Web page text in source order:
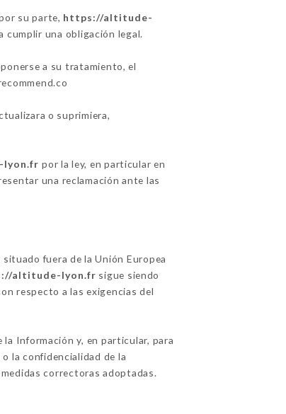
su parte, https://altitude-
cumplir una obligación legal.
a su tratamiento, el
o suprimiera,
por la ley, en particular en
una reclamación ante las
fuera de la Unión Europea
altitude-lyon.fr sigue siendo
respecto a las exigencias del
Información y, en particular, para
la confidencialidad de la
correctoras adoptadas.